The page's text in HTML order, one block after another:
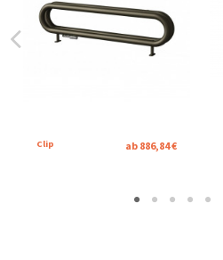
Clip ab 886,84 €